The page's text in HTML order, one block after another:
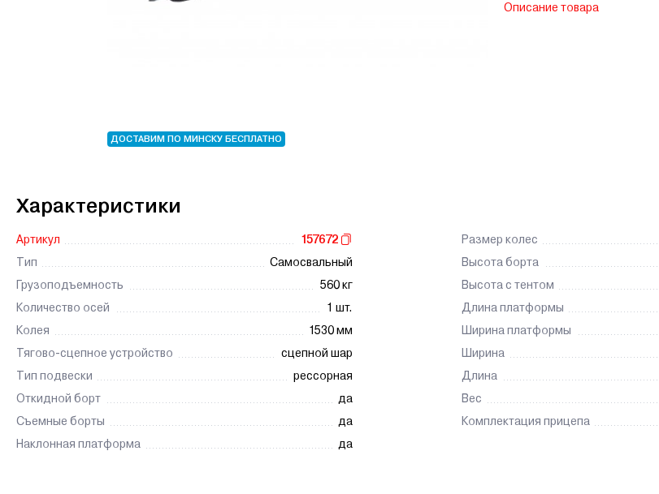
ДОСТАВИМ ПО МИНСКУ БЕСПЛАТНО
Описание товара
Характеристики
Артикул
157672
Тип
Самосвальный
Грузоподъемность
560 кг
Количество осей
1 шт.
Колея
1530 мм
Тягово-сцепное устройство
сцепной шар
Тип подвески
рессорная
Откидной борт
да
Съемные борты
да
Наклонная платформа
да
Размер колес
Высота борта
Высота с тентом
Длина платформы
Ширина платформы
Ширина
Длина
Вес
Комплектация прицепа